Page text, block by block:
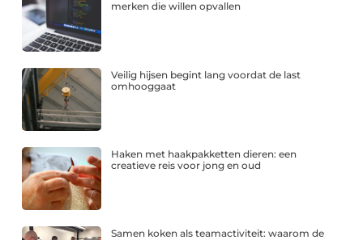
merken die willen opvallen
Veilig hijsen begint lang voordat de last
omhooggaat
Haken met haakpakketten dieren: een
creatieve reis voor jong en oud
Samen koken als teamactiviteit: waarom de